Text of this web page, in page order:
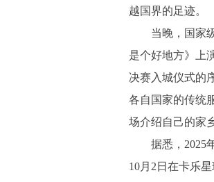
越国界的足迹。
当晚，国家级
是个好地方》上
决赛入城仪式的
各自国家的传统
场介绍自己的家
据悉，2025年
10月2日在卡乐